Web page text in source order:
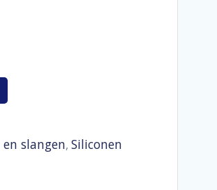
slangen, Siliconen